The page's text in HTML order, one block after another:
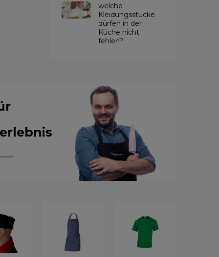
welche
Kleidungsstücke
dürfen in der
Küche nicht
fehlen?